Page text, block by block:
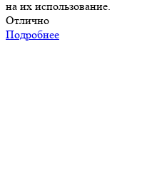
на их использование.
Отлично
Подробнее